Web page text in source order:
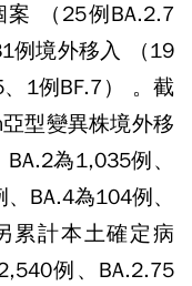
（25例BA.2.7
例境外移入 （19
1例BF.7） 。截
型變異株境外移
為1,035例、
BA.4為104例、
累計本土確定病
例、BA.2.75